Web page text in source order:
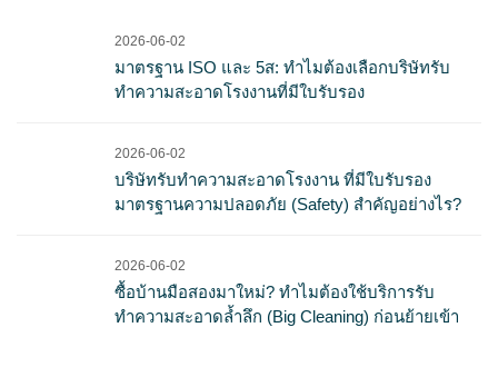
2026-06-02
มาตรฐาน ISO และ 5ส: ทำไมต้องเลือกบริษัทรับ
ทำความสะอาดโรงงานที่มีใบรับรอง
2026-06-02
บริษัทรับทำความสะอาดโรงงาน ที่มีใบรับรอง
มาตรฐานความปลอดภัย (Safety) สำคัญอย่างไร?
2026-06-02
ซื้อบ้านมือสองมาใหม่? ทำไมต้องใช้บริการรับ
ทำความสะอาดล้ำลึก (Big Cleaning) ก่อนย้ายเข้า